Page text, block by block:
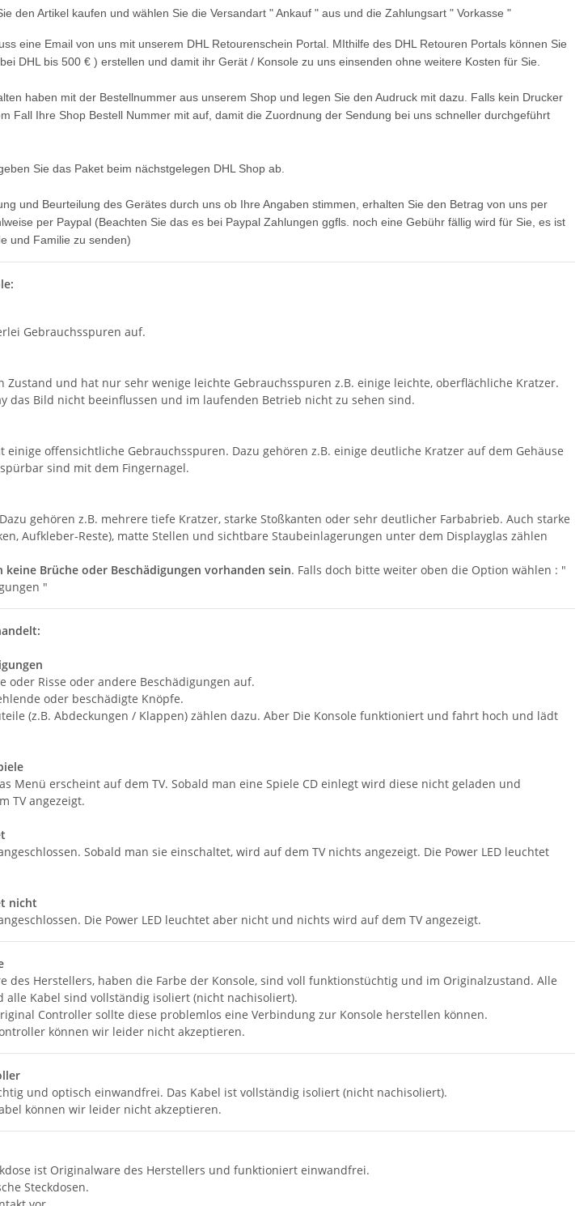
den Artikel kaufen und wählen Sie die Versandart " Ankauf " aus und die Zahlungsart " Vorkasse "
eine Email von uns mit unserem DHL Retourenschein Portal. MIthilfe des DHL Retouren Portals können Sie
DHL bis 500 € ) erstellen und damit ihr Gerät / Konsole zu uns einsenden ohne weitere Kosten für Sie.
haben mit der Bestellnummer aus unserem Shop und legen Sie den Audruck mit dazu. Falls kein Drucker
Fall Ihre Shop Bestell Nummer mit auf, damit die Zuordnung der Sendung bei uns schneller durchgeführt
Sie das Paket beim nächstgelegen DHL Shop ab.
und Beurteilung des Gerätes durch uns ob Ihre Angaben stimmen, erhalten Sie den Betrag von uns per
per Paypal (Beachten Sie das es bei Paypal Zahlungen ggfls. noch eine Gebühr fällig wird für Sie, es ist
und Familie zu senden)
Gebrauchsspuren auf.
Zustand und hat nur sehr wenige leichte Gebrauchsspuren z.B. einige leichte, oberflächliche Kratzer.
das Bild nicht beeinflussen und im laufenden Betrieb nicht zu sehen sind.
offensichtliche Gebrauchsspuren. Dazu gehören z.B. einige deutliche Kratzer auf dem Gehäuse
sind mit dem Fingernagel.
gehören z.B. mehrere tiefe Kratzer, starke Stoßkanten oder sehr deutlicher Farbabrieb. Auch starke
Aufkleber-Reste), matte Stellen und sichtbare Staubeinlagerungen unter dem Displayglas zählen
Brüche oder Beschädigungen vorhanden sein. Falls doch bitte weiter oben die Option wählen : "
"
oder Risse oder andere Beschädigungen auf.
oder beschädigte Knöpfe.
(z.B. Abdeckungen / Klappen) zählen dazu. Aber Die Konsole funktioniert und fahrt hoch und lädt
Menü erscheint auf dem TV. Sobald man eine Spiele CD einlegt wird diese nicht geladen und
TV angezeigt.
Sobald man sie einschaltet, wird auf dem TV nichts angezeigt. Die Power LED leuchtet
nicht
Die Power LED leuchtet aber nicht und nichts wird auf dem TV angezeigt.
des Herstellers, haben die Farbe der Konsole, sind voll funktionstüchtig und im Originalzustand. Alle
Kabel sind vollständig isoliert (nicht nachisoliert).
Controller sollte diese problemlos eine Verbindung zur Konsole herstellen können.
können wir leider nicht akzeptieren.
und optisch einwandfrei. Das Kabel ist vollständig isoliert (nicht nachisoliert).
können wir leider nicht akzeptieren.
ist Originalware des Herstellers und funktioniert einwandfrei.
Steckdosen.
5 - Ps5 Konsole -